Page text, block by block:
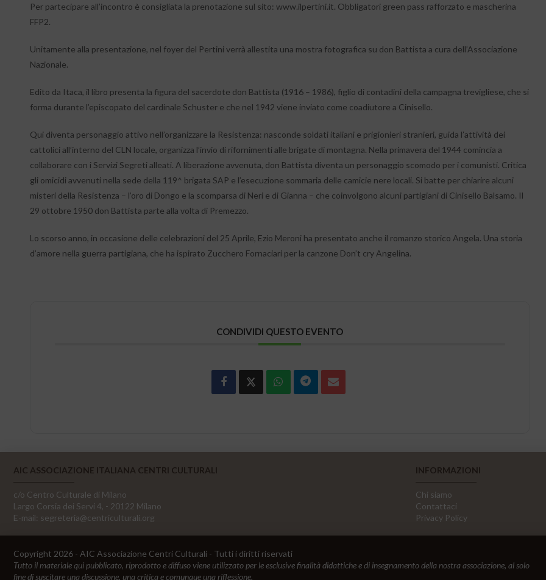
Per partecipare all’incontro è consigliata la prenotazione sul sito: www.ilpertini.it. Obbligatori green pass rafforzato e mascherina
FFP2.
Unitamente alla presentazione, nel foyer del Pertini verrà allestita una mostra fotografica su don Battista a cura dell’Associazione
Nazionale.
Edito da Itaca, il libro presenta la figura del sacerdote don Battista (1916 – 1986), figlio di contadini della campagna trevigliese, che si
forma durante l’episcopato del cardinale Schuster e che nel 1942 viene inviato come coadiutore a Cinisello.
Qui diventa personaggio attivo nell’organizzare la Resistenza: nasconde soldati italiani e prigionieri stranieri, guida l’attività dei
cattolici all’interno del CLN locale, organizza l’invio di rifornimenti alle brigate di montagna. Nella primavera del 1944 comincia a
collaborare con i Servizi Segreti alleati. A liberazione avvenuta, don Battista diventa un personaggio scomodo per i comunisti. Critica
gli omicidi avvenuti nella sede della 119^ brigata SAP e l’esecuzione sommaria delle camicie nere locali. Si batte per chiarire alcuni
misteri della Resistenza – l’oro di Dongo e la scomparsa di Neri e di Gianna – che coinvolgono alcuni partigiani di Cinisello Balsamo. Il
29 ottobre 1950 don Battista parte alla volta di Premezzo.
Lo scorso anno, in occasione delle celebrazioni del 25 Aprile, Ezio Meroni ha presentato anche il romanzo storico Angela. Una storia
d’amore nella guerra partigiana, che ha ispirato Zucchero Fornaciari per la canzone Don’t cry Angelina.
CONDIVIDI QUESTO EVENTO
AIC ASSOCIAZIONE ITALIANA CENTRI CULTURALI
c/o Centro Culturale di Milano
Largo Corsia dei Servi 4, - 20122 Milano
E-mail: segreteria@centriculturali.org
INFORMAZIONI
Chi siamo
Contattaci
Privacy Policy
Copyright 2026 - AIC Associazione Centri Culturali - Tutti i diritti riservati
Tutto il materiale qui pubblicato, riprodotto e diffuso viene utilizzato per le esclusive finalità didattiche e di insegnamento della nostra associazione, al solo
fine di suscitare una discussione, una critica e comunque una riflessione.